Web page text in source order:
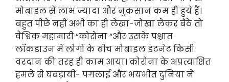
मोबाइल से लाभ ज्यादा और नुकसान कम ही हुये हैं।
बहुत पीछे नहीं अभी का ही लेखा-जोखा लेकर बैठे तो
वैश्विक महामारी “कोरोना “और उसके पश्चात
लॉकडाउन में लोगों के बीच मोबाइल इंटनेट किसी
वरदान की तरह ही काम आया। कोरोना के अप्रत्याशित
हमले से घबड़ायी- पगलाई और भयभीत दुनिया ने